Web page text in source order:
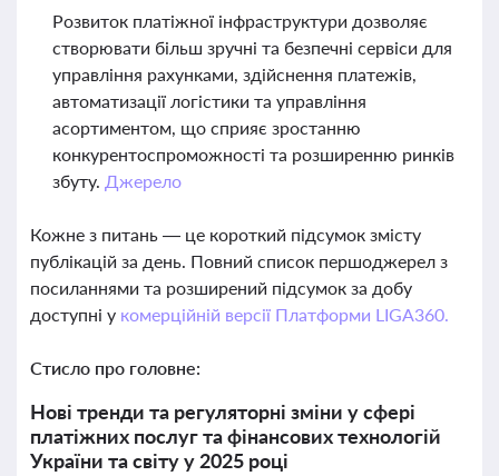
Розвиток платіжної інфраструктури дозволяє
створювати більш зручні та безпечні сервіси для
управління рахунками, здійснення платежів,
автоматизації логістики та управління
асортиментом, що сприяє зростанню
конкурентоспроможності та розширенню ринків
збуту. Джерело
Кожне з питань — це короткий підсумок змісту
публікацій за день. Повний список першоджерел з
посиланнями та розширений підсумок за добу
доступні у комерційній версії Платформи LIGA360.
Стисло про головне:
Нові тренди та регуляторні зміни у сфері
платіжних послуг та фінансових технологій
України та світу у 2025 році